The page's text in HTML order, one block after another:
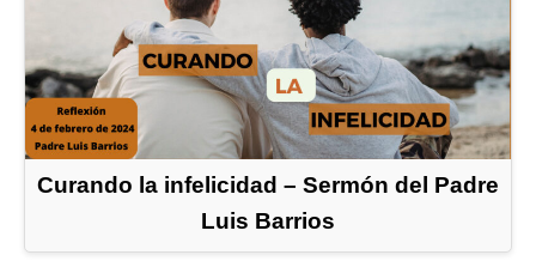
Curando la infelicidad – Sermón del Padre
Luis Barrios